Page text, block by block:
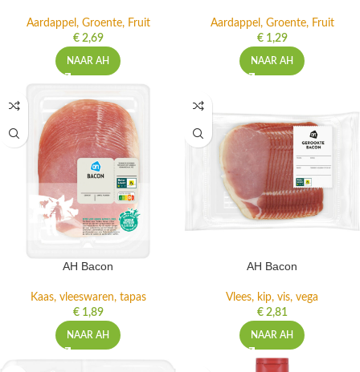
Aardappel, Groente, Fruit
€2,69
NAAR AH
Aardappel, Groente, Fruit
€1,29
NAAR AH
AH Bacon
Kaas, vleeswaren, tapas
€1,89
NAAR AH
AH Bacon
Vlees, kip, vis, vega
€2,81
NAAR AH